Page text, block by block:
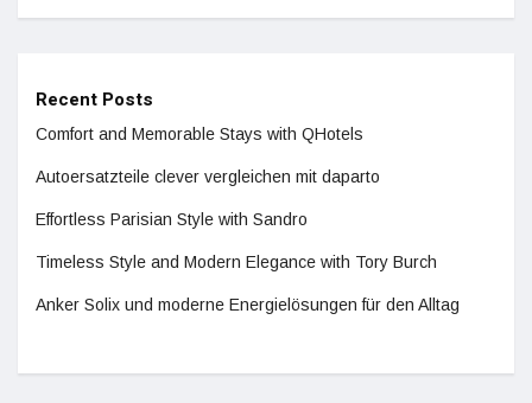
Recent Posts
Comfort and Memorable Stays with QHotels
Autoersatzteile clever vergleichen mit daparto
Effortless Parisian Style with Sandro
Timeless Style and Modern Elegance with Tory Burch
Anker Solix und moderne Energielösungen für den Alltag